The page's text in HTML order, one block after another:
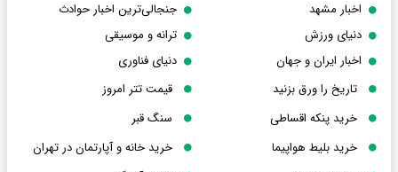
اخبار مشهد
جنجالی‌ترین اخبار حوادث
دنیای ورزش
ترانه و موسیقی
اخبار ایران و جهان
دنیای فناوری
تاریخ را ورق بزنید
قیمت تتر امروز
خرید پنکه اقساطی
سنگ قبر
خرید بلیط هواپیما
خرید خانه و آپارتمان در تهران